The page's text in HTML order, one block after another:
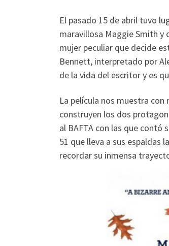
El pasado 15 de abril tuvo
maravillosa Maggie Smith y
mujer peculiar que decide
Bennett, interpretado por
de la vida del escritor y es
La película nos muestra
construyen los dos
al BAFTA con las que contó
51 que lleva a sus
recordar su inmensa